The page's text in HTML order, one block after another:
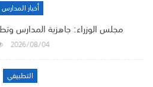
أخبار المدارس
مجلس الوزراء: جاهزية المدارس
2026/08/04
التطبيقي